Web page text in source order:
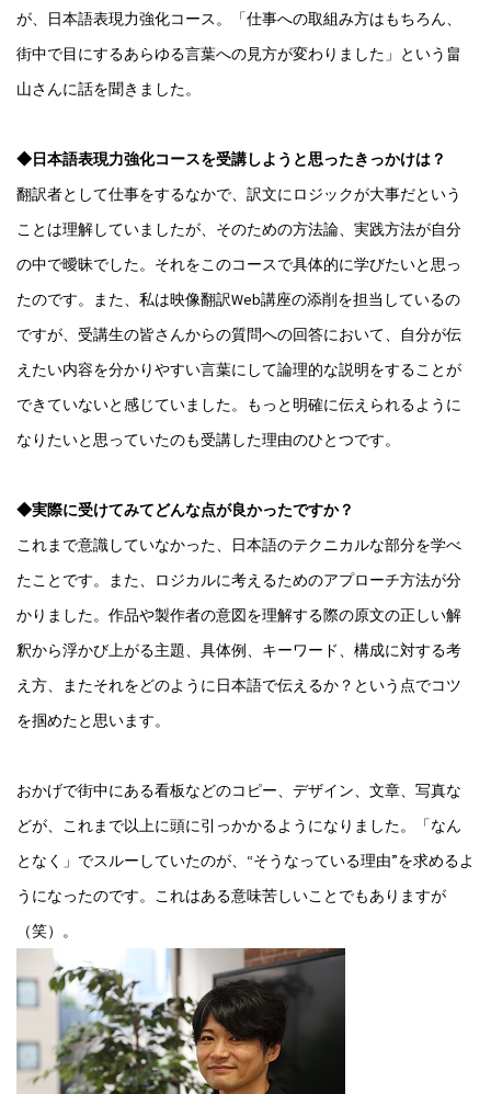
が、日本語表現力強化コース。「仕事への取組み方はもちろん、
街中で目にするあらゆる言葉への見方が変わりました」という畠
山さんに話を聞きました。
◆日本語表現力強化コースを受講しようと思ったきっかけは？
翻訳者として仕事をするなかで、訳文にロジックが大事だという
ことは理解していましたが、そのための方法論、実践方法が自分
の中で曖昧でした。それをこのコースで具体的に学びたいと思っ
たのです。また、私は映像翻訳Web講座の添削を担当しているの
ですが、受講生の皆さんからの質問への回答において、自分が伝
えたい内容を分かりやすい言葉にして論理的な説明をすることが
できていないと感じていました。もっと明確に伝えられるように
なりたいと思っていたのも受講した理由のひとつです。
◆実際に受けてみてどんな点が良かったですか？
これまで意識していなかった、日本語のテクニカルな部分を学べ
たことです。また、ロジカルに考えるためのアプローチ方法が分
かりました。作品や製作者の意図を理解する際の原文の正しい解
釈から浮かび上がる主題、具体例、キーワード、構成に対する考
え方、またそれをどのように日本語で伝えるか？という点でコツ
を掴めたと思います。
おかげで街中にある看板などのコピー、デザイン、文章、写真な
どが、これまで以上に頭に引っかかるようになりました。「なん
となく」でスルーしていたのが、“そうなっている理由”を求めるよ
うになったのです。これはある意味苦しいことでもありますが
（笑）。